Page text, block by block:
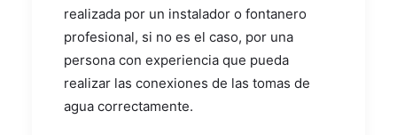
realizada por un instalador o fontanero
profesional, si no es el caso, por una
persona con experiencia que pueda
realizar las conexiones de las tomas de
agua correctamente.